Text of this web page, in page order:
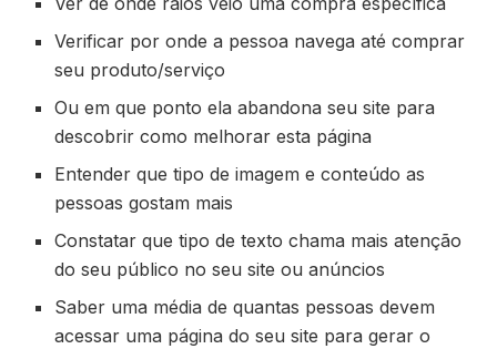
Verificar por onde a pessoa navega até comprar
seu produto/serviço
Ou em que ponto ela abandona seu site para
descobrir como melhorar esta página
Entender que tipo de imagem e conteúdo as
pessoas gostam mais
Constatar que tipo de texto chama mais atenção
do seu público no seu site ou anúncios
Saber uma média de quantas pessoas devem
acessar uma página do seu site para gerar o